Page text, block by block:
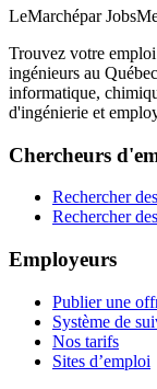
LeMarchépar
Trouvez votre
ingénieurs au
informatique,
d'ingénierie et
Chercheurs
Rechercher
Rechercher
Employeurs
Publier une
Système de
Nos tarifs
Sites d’emploi